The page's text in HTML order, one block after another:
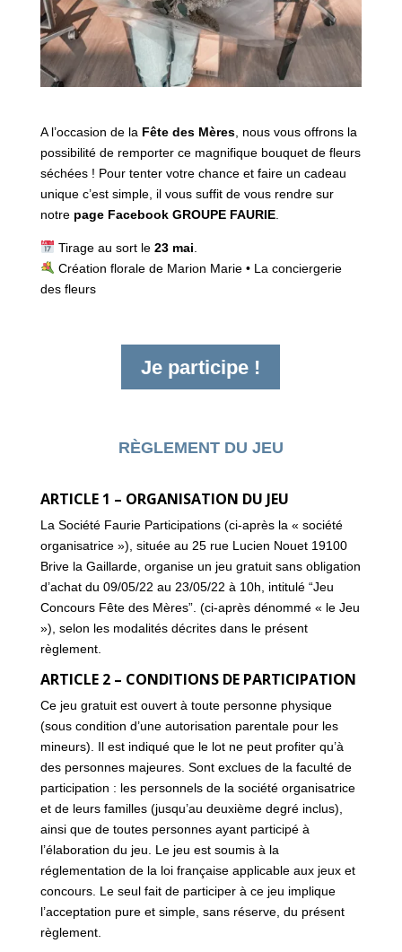
A l’occasion de la Fête des Mères, nous vous offrons la
possibilité de remporter ce magnifique bouquet de fleurs
séchées ! Pour tenter votre chance et faire un cadeau
unique c’est simple, il vous suffit de vous rendre sur
notre page Facebook GROUPE FAURIE.
Tirage au sort le 23 mai
Création florale de Marion Marie • La conciergerie
des fleurs
Je participe !
RÈGLEMENT DU JEU
ARTICLE 1 – ORGANISATION DU JEU
La Société Faurie Participations (ci-après la « société
organisatrice »), située au 25 rue Lucien Nouet 19100
Brive la Gaillarde, organise un jeu gratuit sans obligation
d’achat du 09/05/22 au 23/05/22 à 10h, intitulé “Jeu
Concours Fête des Mères”. (ci-après dénommé « le Jeu
»), selon les modalités décrites dans le présent
règlement.
ARTICLE 2 – CONDITIONS DE PARTICIPATION
Ce jeu gratuit est ouvert à toute personne physique
(sous condition d’une autorisation parentale pour les
mineurs). Il est indiqué que le lot ne peut profiter qu’à
des personnes majeures. Sont exclues de la faculté de
participation : les personnels de la société organisatrice
et de leurs familles (jusqu’au deuxième degré inclus),
ainsi que de toutes personnes ayant participé à
l’élaboration du jeu. Le jeu est soumis à la
réglementation de la loi française applicable aux jeux et
concours. Le seul fait de participer à ce jeu implique
l’acceptation pure et simple, sans réserve, du présent
règlement.